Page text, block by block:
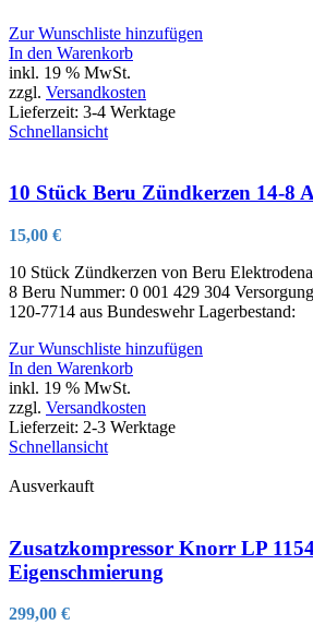
Zur Wunschliste hinzufügen
In den Warenkorb
inkl. 19 % MwSt.
zzgl. Versandkosten
Lieferzeit: 3-4 Werktage
Schnellansicht
10 Stück Beru Zündkerzen 14-8
15,00 €
10 Stück Zündkerzen von Beru
8 Beru Nummer: 0 001 429 304
120-7714 aus Bundeswehr Lagerbestand:
Zur Wunschliste hinzufügen
In den Warenkorb
inkl. 19 % MwSt.
zzgl. Versandkosten
Lieferzeit: 2-3 Werktage
Schnellansicht
Ausverkauft
Zusatzkompressor Knorr LP
Eigenschmierung
299,00 €